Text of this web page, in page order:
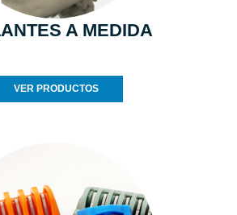
A MEDIDA
VER PRODUCTOS